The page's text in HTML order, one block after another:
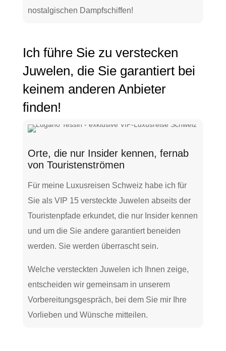
nostalgischen Dampfschiffen!
Ich führe Sie zu verstecken
Juwelen, die Sie garantiert bei
keinem anderen Anbieter
finden!
Orte, die nur Insider kennen, fernab
von Touristenströmen
Für meine Luxusreisen Schweiz habe ich für
Sie als VIP 15 versteckte Juwelen abseits der
Touristenpfade erkundet, die nur Insider kennen
und um die Sie andere garantiert beneiden
werden. Sie werden überrascht sein.
Welche versteckten Juwelen ich Ihnen zeige,
entscheiden wir gemeinsam in unserem
Vorbereitungsgespräch, bei dem Sie mir Ihre
Vorlieben und Wünsche mitteilen.